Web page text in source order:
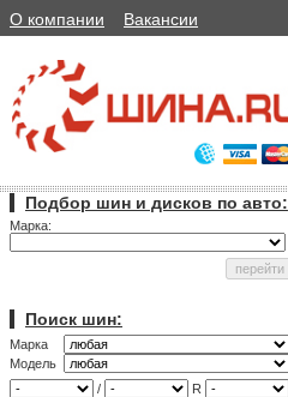
О компании Вакансии
Подбор шин и дисков по авто:
Марка:
Поиск шин:
Марка
Модель
/
R